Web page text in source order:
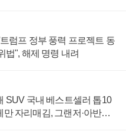
럼프 정부 풍력 프로젝트 동
법", 해제 명령 내려
SUV 국내 베스트셀러 톱10
만 자리매김, 그랜저·아반떼